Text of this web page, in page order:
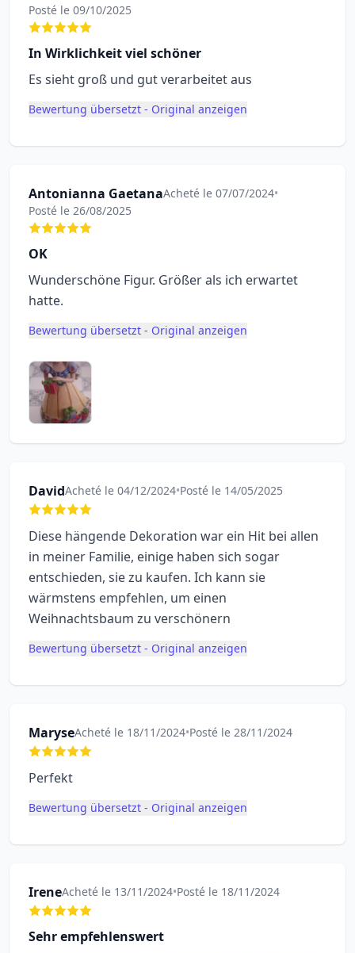
Posté le 09/10/2025
In Wirklichkeit viel schöner
Es sieht groß und gut verarbeitet aus
Bewertung übersetzt - Original anzeigen
Antonianna GaetanaAcheté le 07/07/2024•
Posté le 26/08/2025
OK
Wunderschöne Figur. Größer als ich erwartet
hatte.
Bewertung übersetzt - Original anzeigen
DavidAcheté le 04/12/2024•Posté le 14/05/2025
Diese hängende Dekoration war ein Hit bei allen
in meiner Familie, einige haben sich sogar
entschieden, sie zu kaufen. Ich kann sie
wärmstens empfehlen, um einen
Weihnachtsbaum zu verschönern
Bewertung übersetzt - Original anzeigen
MaryseAcheté le 18/11/2024•Posté le 28/11/2024
Perfekt
Bewertung übersetzt - Original anzeigen
IreneAcheté le 13/11/2024•Posté le 18/11/2024
Sehr empfehlenswert